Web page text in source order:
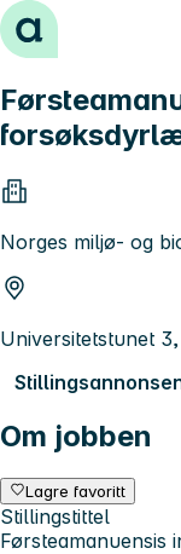
Hopp til innhold
Norges miljø- og
Universitetstunet
Om jobben
Lagre favoritt
Stillingstittel